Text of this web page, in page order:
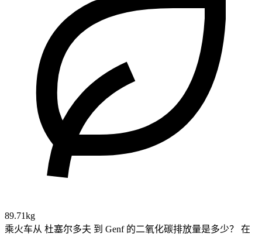
89.71kg
乘火车从 杜塞尔多夫 到 Genf 的二氧化碳排放量是多少？
在